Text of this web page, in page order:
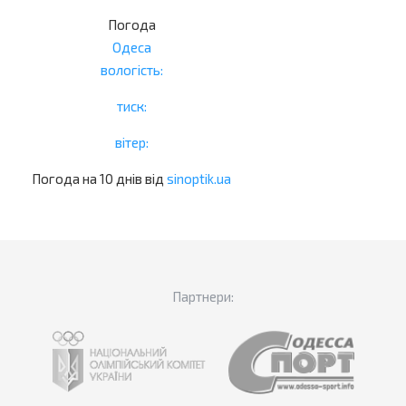
Погода
Одеса
вологість:
тиск:
вітер:
Погода на 10 днів від sinoptik.ua
Партнери: